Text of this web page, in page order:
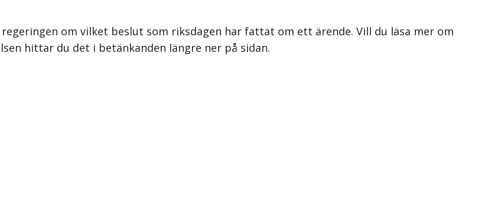
om vilket beslut som riksdagen har fattat om ett ärende. Vill du läsa mer om
hittar du det i betänkanden längre ner på sidan.